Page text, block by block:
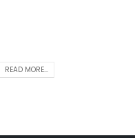
READ MORE...